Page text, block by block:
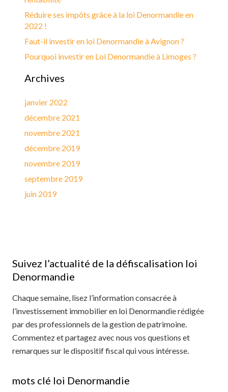
Réduire ses impôts grâce à la loi Denormandie en
2022 !
Faut-il investir en loi Denormandie à Avignon ?
Pourquoi investir en Loi Denormandie à Limoges ?
Archives
janvier 2022
décembre 2021
novembre 2021
décembre 2019
novembre 2019
septembre 2019
juin 2019
Suivez l’actualité de la défiscalisation loi
Denormandie
Chaque semaine, lisez l’information consacrée à
l’investissement immobilier en loi Denormandie rédigée
par des professionnels de la gestion de patrimoine.
Commentez et partagez avec nous vos questions et
remarques sur le dispositif fiscal qui vous intéresse.
mots clé loi Denormandie